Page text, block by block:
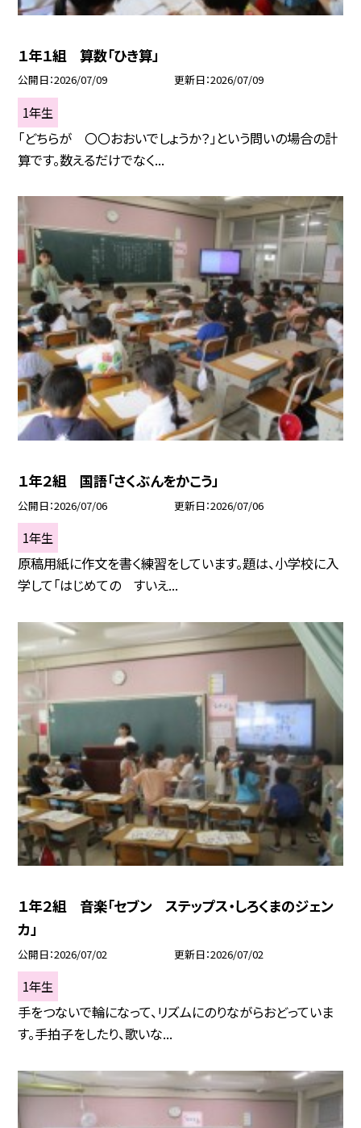
１年１組 算数「ひき算」
公開日 2026/07/09 更新日 2026/07/09
1年生
「どちらが 〇〇おおいでしょうか？」という問いの場合の計
算です。数えるだけでなく...
１年２組 国語「さくぶんをかこう」
公開日 2026/07/06 更新日 2026/07/06
1年生
原稿用紙に作文を書く練習をしています。題は、小学校に入
学して「はじめての すいえ...
１年２組 音楽「セブン ステップス・しろくまのジェン
カ」
公開日 2026/07/02 更新日 2026/07/02
1年生
手をつないで輪になって、リズムにのりながらおどっていま
す。手拍子をしたり、歌いな...